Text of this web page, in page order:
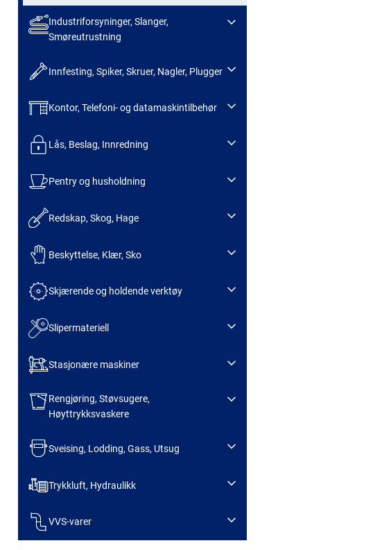
Industriforsyninger, Slanger,
Smøreutrustning
Innfesting, Spiker, Skruer, Nagler, Plugger
Kontor, Telefoni- og datamaskintilbehør
Lås, Beslag, Innredning
Pentry og husholdning
Redskap, Skog, Hage
Beskyttelse, Klær, Sko
Skjærende og holdende verktøy
Slipermateriell
Stasjonære maskiner
Rengjøring, Støvsugere,
Høyttrykksvaskere
Sveising, Lodding, Gass, Utsug
Trykkluft, Hydraulikk
VVS-varer